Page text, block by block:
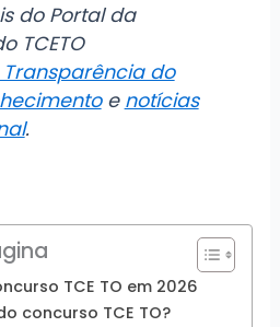
do Portal da
TCETO
do
e notícias
.
TCE TO em 2026
concurso TCE TO?